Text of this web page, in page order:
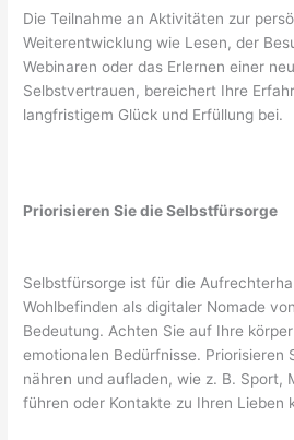
Die Teilnahme an Aktivitäten zur
Weiterentwicklung wie Lesen, der
Webinaren oder das Erlernen einer
Selbstvertrauen, bereichert Ihre
langfristigem Glück und Erfüllung bei.
Priorisieren Sie die Selbstfürsorge
Selbstfürsorge ist für die
Wohlbefinden als digitaler Nomade
Bedeutung. Achten Sie auf Ihre
emotionalen Bedürfnisse. Priorisieren
nähren und aufladen, wie z. B. Sport,
führen oder Kontakte zu Ihren Lieben